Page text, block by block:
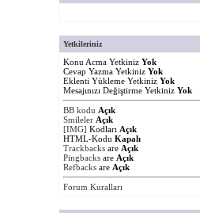
Yetkileriniz
Konu Acma Yetkiniz Yok
Cevap Yazma Yetkiniz Yok
Eklenti Yükleme Yetkiniz Yok
Mesajınızı Değiştirme Yetkiniz Yok
BB kodu Açık
Smileler Açık
[IMG] Kodları Açık
HTML-Kodu Kapalı
Trackbacks are Açık
Pingbacks are Açık
Refbacks are Açık
Forum Kuralları